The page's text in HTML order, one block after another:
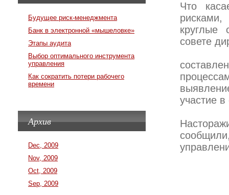
Что
круглые
совете
участие
Будущее риск-менеджмента
Банк в электронной «мышеловке»
Этапы аудита
Выбор оптимального инструмента
управления
Как сократить потери рабочего
времени
Архив
Dec, 2009
Nov, 2009
Oct, 2009
Sep, 2009